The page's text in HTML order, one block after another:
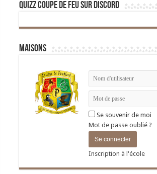
Quizz Coupe de Feu sur Discord
Maisons
Se souvenir de moi
Mot de passe oublié ?
Inscription à l'école